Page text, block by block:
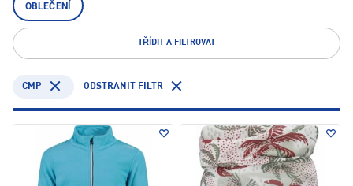
OBLEČENÍ
TŘÍDIT A FILTROVAT
CMP ODSTRANIT FILTR